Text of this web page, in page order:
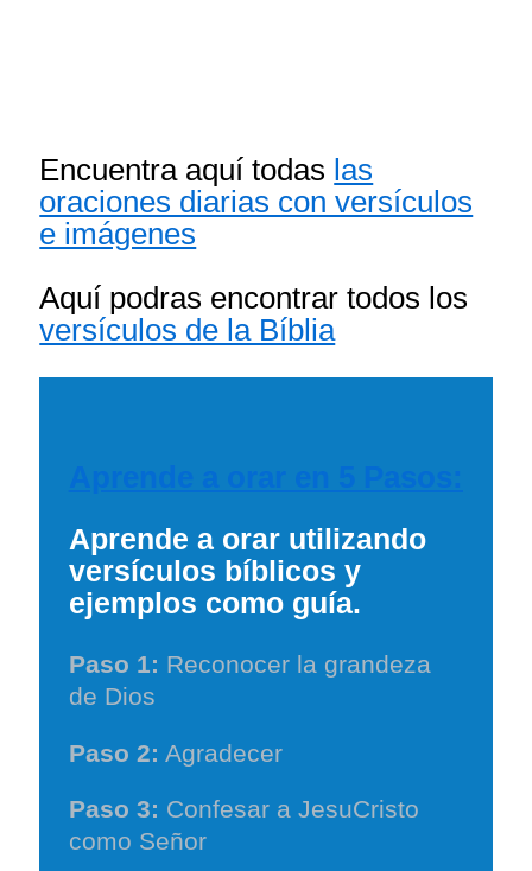
Encuentra aquí todas las
oraciones diarias con versículos
e imágenes
Aquí podras encontrar todos los
versículos de la Bíblia
Aprende a orar utilizando
versículos bíblicos y
ejemplos como guía.
Paso 1: Reconocer la grandeza
de Dios
Paso 2: Agradecer
Paso 3: Confesar a JesuCristo
como Señor